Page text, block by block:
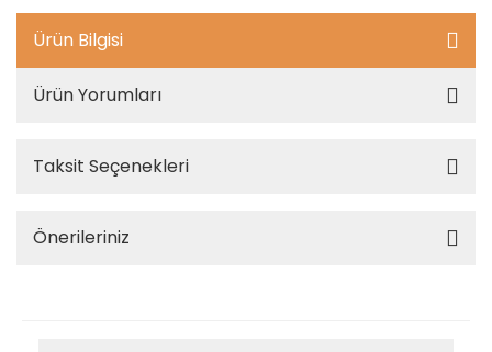
Ürün Bilgisi
Ürün Yorumları
Taksit Seçenekleri
Önerileriniz